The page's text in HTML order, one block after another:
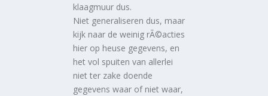
klaagmuur dus.
Niet generaliseren dus, maar
kijk naar de weinig rÃ©acties
hier op heuse gegevens, en
het vol spuiten van allerlei
niet ter zake doende
gegevens waar of niet waar,